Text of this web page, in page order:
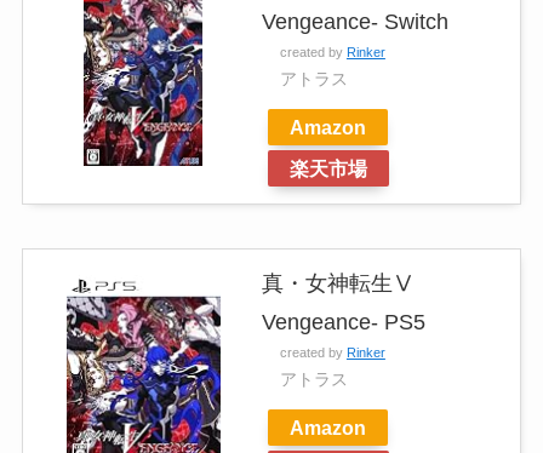
Vengeance- Switch
created by Rinker
アトラス
Amazon
楽天市場
真・女神転生Ⅴ
Vengeance- PS5
created by Rinker
アトラス
Amazon